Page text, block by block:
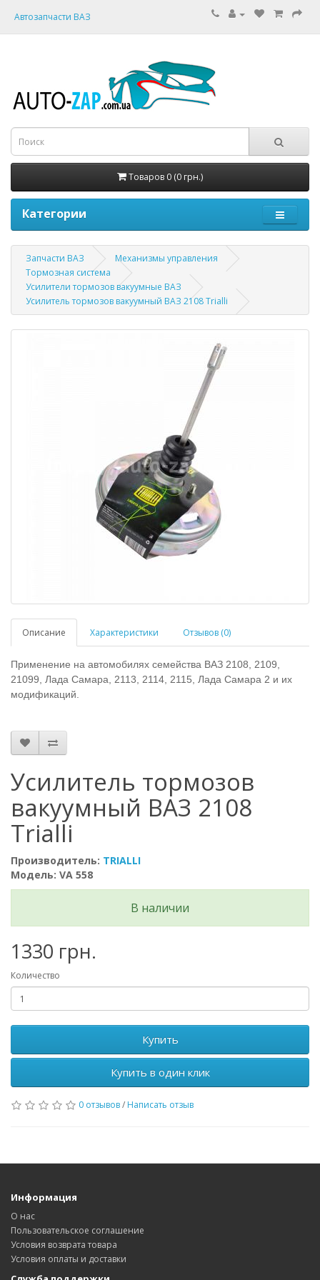
Автозапчасти ВАЗ
Товаров 0 (0 грн.)
Категории
Запчасти ВАЗ
Механизмы управления
Тормозная система
Усилители тормозов вакуумные ВАЗ
Усилитель тормозов вакуумный ВАЗ 2108 Trialli
Описание Характеристики Отзывов (0)
Применение на автомобилях семейства ВАЗ 2108, 2109,
21099, Лада Самара, 2113, 2114, 2115, Лада Самара 2 и их
модификаций.
Усилитель тормозов
вакуумный ВАЗ 2108
Trialli
Производитель: TRIALLI
Модель: VA 558
В наличии
1330 грн.
Количество
Купить
Купить в один клик
0 отзывов/ Написать отзыв
Информация
О нас
Пользовательское соглашение
Условия возврата товара
Условия оплаты и доставки